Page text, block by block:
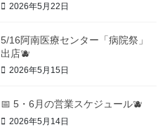
2026年5月22日
5/16阿南医療センター「病院祭」
出店🫐
2026年5月15日
📅 5・6月の営業スケジュール🫐
2026年5月14日